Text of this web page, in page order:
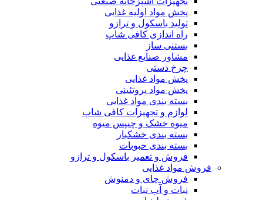
پخش مواد اولیه غذایی
تولید باسکول و ترازو
راه اندازی کافی شاپ
بستنی ساز
مشاور صنایع غذایی
چرخ دستی
پخش مواد غذایی
پخش مواد پروتئینی
بسته بندی مواد غذایی
لوازم و تجهیزات کافی شاپ
میوه خشک و چیپس میوه
بسته بندی خشکبار
بسته بندی حبوبات
فروش و تعمیر باسکول و ترازو
فروش مواد غذایی
فروش چای و دمنوش
نبات و آب نبات